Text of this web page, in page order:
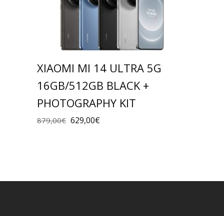
XIAOMI MI 14 ULTRA 5G
16GB/512GB BLACK +
PHOTOGRAPHY KIT
879,00€ 629,00€